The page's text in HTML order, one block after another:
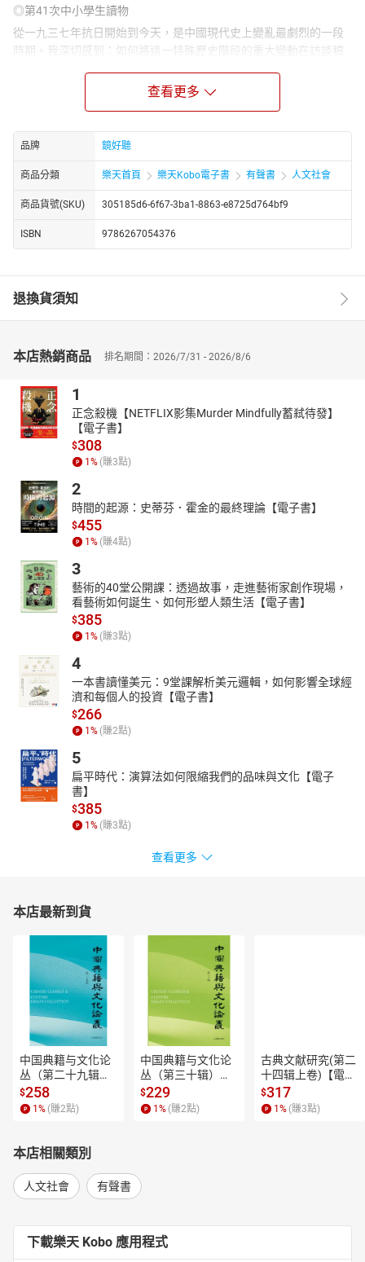
◎第41次中小學生讀物
從一九三七年抗日開始到今天，是中國現代史上變亂最劇烈的一段
時期。我深切感到：如何將這一特殊歷史階段的重大變動在訪談稿
人的處境互異而各有不同，這是不可避免的。我一生都在研究和教
的回憶對於這一段歷史流變的認識稍有所助。同時我也相信，一定
會有和我同代的其他學人，以不同方式留下他們的回憶。這樣的回
憶越多越好，可以互證所同、互校所異。出版這部「回憶錄」的另
一動機：拋磚引玉，激起更多學人追憶往事的興趣。如果允許我再
有一個奢望，我想說：我在《回憶錄》中所記述的個人學思歷程，
無論得失如何，也許可以獻給新一代求學的朋友們，作為一種參
考。——余英時
2006年獲美國克魯格學術獎肯定，可謂聲蜚國際。更重要的，他多
年堅持反共、平反六四的立場，從不受各種利誘而動搖，遙居人格
折，與時代變亂相綰繫，從而形塑生命中深沉與不斷思索的肌里，
暑，成書之不易與下筆之慎重，可見一斑。
在一個缺乏理想和理念的年代，《余英時回憶錄》的問世，不啻暮
鼓晨鐘，發人省思。
授權出版社：允晨文化
錄製單位：鏡好聽團隊
【作者簡介】
1930~2021）
祖籍安徽潛山，燕京大學肄業，香港新亞書院第一屆畢業，美國哈
佛大學歷史學博士，曾師從國學大師錢穆和當代漢學泰斗楊聯陞。
1974年當選中央研究院院士。歷任哈佛大學教授、香港新亞書院校
長兼中文大學副校長、耶魯大學歷史講座教授。2001年6月自普林
斯頓大學校聘講座教授榮退。
2006年獲得美國國會圖書館頒發有「人文諾貝爾獎」之稱的「克魯
格人文與社會科學終身成就獎」，第一屆唐獎得主。著有《歷史與
思想》（1976）、《論戴震與章學誠》（1976）、《紅樓夢的兩個
世界》（1978）、《中國知識階層史論：古代篇》（1980）、《中
國近代思想史上的胡適》（1984）、《中國近世宗教倫理與商人精
神》（1987）、《中國思想傳統的現代詮釋》（1987）、《歷史人
物與文化危機》（1995）、《陳寅恪晚年詩文釋證》（1998）、
《朱熹的歷史世界》（2003）、《宋明理學與政治文化》
（2004）、《中國文化史通釋》（2010）、《文化評論與中國情
懷》（2011）、《方以智晚節考》（2012）、《論天人之際》
1996年起參與劇場演出，作品橫跨舞台、電影與電視，出版文字創
歌手》獲金鐘獎戲劇節目編劇獎。2020年以《親愛的房客》獲金馬
獎與台北電影獎最佳男主角獎。
查看更多
品牌 鏡好聽
商品分類 樂天首頁 樂天Kobo電子書 有聲書 人文社會
商品貨號(SKU) 305185d6-6f67-3ba1-8863-e8725d764bf9
ISBN 9786267054376
退換貨須知
本店熱銷商品 排名期間：2026/7/31 - 2026/8/6
1
正念殺機【NETFLIX影集Murder Mindfully蓄弒待發】
【電子書】
$308
1 % (賺3點)
2
時間的起源：史蒂芬．霍金的最終理論【電子書】
$455
1 % (賺4點)
3
藝術的40堂公開課：透過故事，走進藝術家創作現場，
看藝術如何誕生、如何形塑人類生活【電子書】
$385
1 % (賺3點)
4
一本書讀懂美元：9堂課解析美元邏輯，如何影響全球經
濟和每個人的投資【電子書】
$266
1 % (賺2點)
5
扁平時代：演算法如何限縮我們的品味與文化【電子
書】
$385
1 % (賺3點)
查看更多
本店最新到貨
中国典籍与文化论
丛（第二十九辑）
【電子書】
$258
1 % (賺2點)
中国典籍与文化论
丛（第三十辑）
【電子書】
$229
1 % (賺2點)
古典文献研究(第二
十四辑上卷)【電子
書】
$317
1 % (賺3點)
本店相關類別
人文社會 有聲書
下載樂天 Kobo 應用程式